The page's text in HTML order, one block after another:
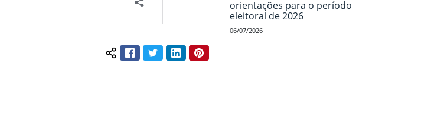
Compartilhar conteúdo:
FacebookTwitterLinkedInPinterest
orientações para o período
eleitoral de 2026
06/07/2026